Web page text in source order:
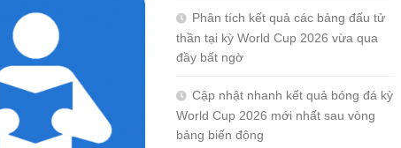
Phân tích kết quả các bảng đấu tử
thần tại kỳ World Cup 2026 vừa qua
đầy bất ngờ
Cập nhật nhanh kết quả bóng đá kỳ
World Cup 2026 mới nhất sau vòng
bảng biến động